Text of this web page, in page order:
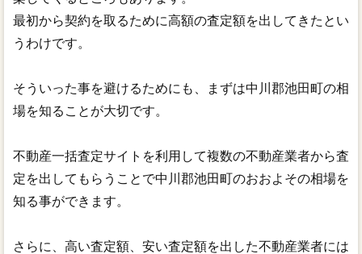
最初から契約を取るために高額の査定額を出してきたとい
うわけです。
そういった事を避けるためにも、まずは中川郡池田町の相
場を知ることが大切です。
不動産一括査定サイトを利用して複数の不動産業者から査
定を出してもらうことで中川郡池田町のおおよその相場を
知る事ができます。
さらに、高い査定額、安い査定額を出した不動産業者には